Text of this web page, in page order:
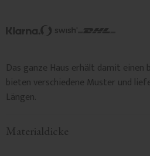
Das ganze Haus erhält damit einen
bieten verschiedene Muster und
Längen.
Materialdicke